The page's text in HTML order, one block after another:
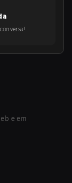
e em